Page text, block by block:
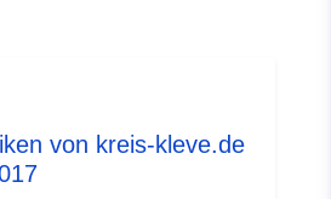
849a482c-fcfc-4007-8371-
von kreis-kleve.de